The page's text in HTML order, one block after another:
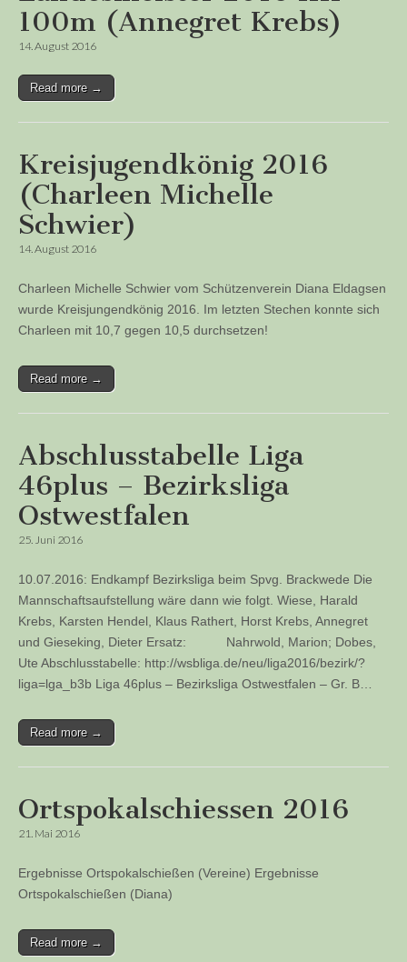
100m (Annegret Krebs)
14. August 2016
Read more →
Kreisjugendkönig 2016
(Charleen Michelle
Schwier)
14. August 2016
Charleen Michelle Schwier vom Schützenverein Diana Eldagsen
wurde Kreisjungendkönig 2016. Im letzten Stechen konnte sich
Charleen mit 10,7 gegen 10,5 durchsetzen!
Read more →
Abschlusstabelle Liga
46plus – Bezirksliga
Ostwestfalen
25. Juni 2016
10.07.2016: Endkampf Bezirksliga beim Spvg. Brackwede Die
Mannschaftsaufstellung wäre dann wie folgt. Wiese, Harald
Krebs, Karsten Hendel, Klaus Rathert, Horst Krebs, Annegret
und Gieseking, Dieter Ersatz: Nahrwold, Marion; Dobes,
Ute Abschlusstabelle: http://wsbliga.de/neu/liga2016/bezirk/?
liga=lga_b3b Liga 46plus – Bezirksliga Ostwestfalen – Gr. B…
Read more →
Ortspokalschiessen 2016
21. Mai 2016
Ergebnisse Ortspokalschießen (Vereine) Ergebnisse
Ortspokalschießen (Diana)
Read more →